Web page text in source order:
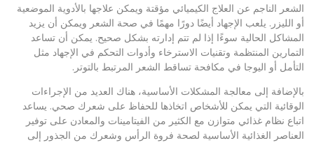
الشعر الناجم عن العلاج الكيميائي مؤقتة ويمكن علاجها بالأدوية الموضعية
أو الليزر. يلعب الإجهاد أيضًا دورًا مهمًا في صحة الشعر ويمكن أن يزيد
المشاكل الحالية سوءًا إذا لم تتم إدارته بشكل صحيح. يمكن أن تساعد
التمارين المنتظمة وتقنيات الاسترخاء وأدوات التحكم في الإجهاد مثل
التأمل أو اليوجا في مكافحة تساقط الشعر المرتبط بالتوتر.
بالإضافة إلى معالجة المشكلات الأساسية، هناك العديد من الإجراءات
الوقائية التي يمكن للأشخاص اتخاذها للحفاظ على شعرك صحي. يساعد
اتباع نظام غذائي متوازن مع الكثير من الفيتامينات والمعادن على توفير
العناصر الغذائية الأساسية لصحة فروة الرأس وشعرك من الجذور إلى